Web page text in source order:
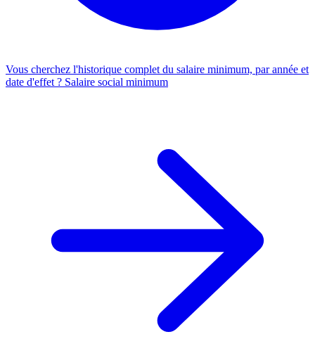
Vous cherchez l'historique complet du salaire minimum, par année et
date d'effet ? Salaire social minimum